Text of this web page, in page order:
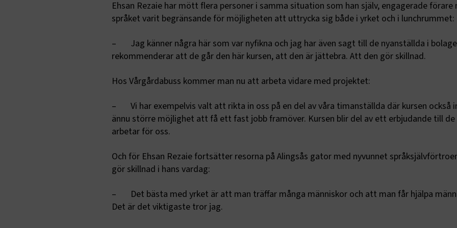
Ehsan Rezaie har mött flera personer i samma situation som han själv, engagerade förare
språket varit begränsande för möjligheten att uttrycka sig både i yrket och i lunchrummet:
– Jag känner några här som var nyfikna och jag har även sagt till de nyanställda i
rekommenderar att de går den här kursen, att den är jättebra. Att den gör skillnad.
Hos Vårgårdabuss kommer man nu att arbeta vidare med projektet:
– Vi har exempelvis valt att rikta in oss på en del av våra timanställda där kursen också
ännu större möjlighet att få ett fast jobb framöver. Kursen blir del av ett erbjudande till de
arbetar för oss.
Och för Ehsan Rezaie fortsätter resorna på Alingsås gator med nyvunnet
gör skillnad i hans vardag:
– Det bästa med yrket är att man träffar många människor och att man får hjälpa
Det är det viktigaste tror jag.
bara tillfälligt och förstörs
lämnat sidan. De är också
övergående cookies, icke-
ARRAffinitySameSite
Microsoft Corporation
.www.transportforetagen.se
Session
När du använder Microsoft
värdplattform och möjliggör
belastningsbalansering,
.youtube.com
månader
4 veckor
användarens samtycke och
sekretessval för deras
webbplatsen. Den
om besökarens samtycke
.EPiForm_VisitorIdentifier
Episerver
2
Cookien används för att
användarsessioner.